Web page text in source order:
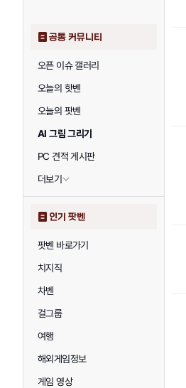
공통 커뮤니티
오픈 이슈 갤러리
오늘의 핫벤
오늘의 팟벤
AI 그림 그리기
PC 견적 게시판
더보기
인기 팟벤
팟벤 바로가기
치지직
차벤
걸그룹
여행
해외게임정보
게임 영상